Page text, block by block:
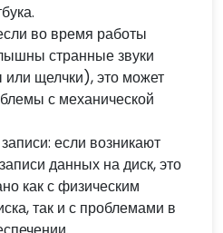
во время работы
странные звуки
щелчки), это может
с механической
если возникают
данных на диск, это
как с физическим
так и с проблемами в